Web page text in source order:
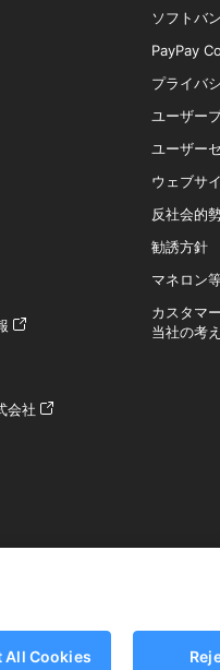
会社
ソフトバ
PayPay
プライバ
ユーザー
ユーザー
ウェブサ
反社会的
勧誘方針
マネロン
カスタマ
当社の考
長 第00710号
All Cookies